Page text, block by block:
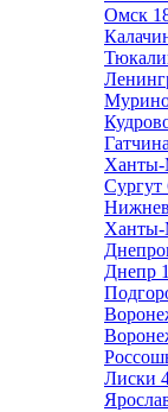
Омск
Гатчина
Ханты-
Сургут
Днепр
Лиски